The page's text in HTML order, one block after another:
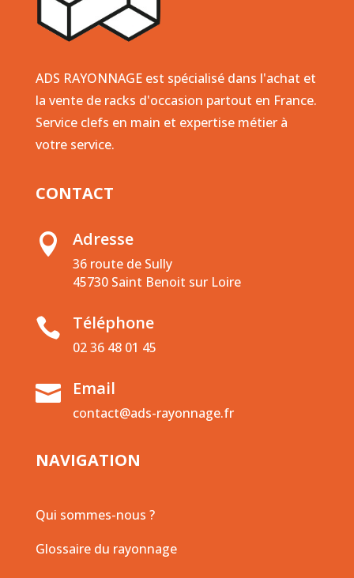
ADS RAYONNAGE est spécialisé dans l'achat et
la vente de racks d'occasion partout en France.
Service clefs en main et expertise métier à
votre service.
CONTACT
 Adresse
36 route de Sully
45730 Saint Benoit sur Loire
 Téléphone
02 36 48 01 45
 Email
contact@ads-rayonnage.fr
NAVIGATION
Qui sommes-nous ?
Glossaire du rayonnage